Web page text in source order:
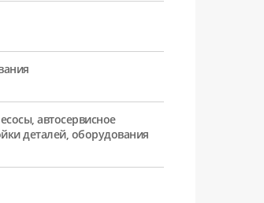
автосервисное
деталей, оборудования